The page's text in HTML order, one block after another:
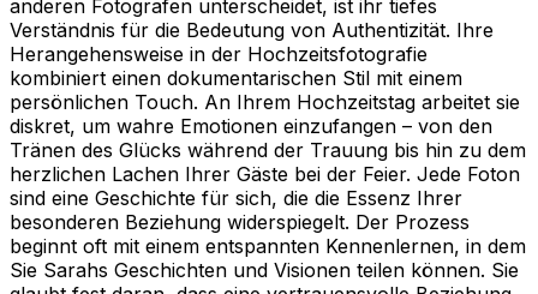
anderen Fotografen unterscheidet, ist ihr tiefes
Verständnis für die Bedeutung von Authentizität. Ihre
Herangehensweise in der Hochzeitsfotografie
kombiniert einen dokumentarischen Stil mit einem
persönlichen Touch. An Ihrem Hochzeitstag arbeitet sie
diskret, um wahre Emotionen einzufangen – von den
Tränen des Glücks während der Trauung bis hin zu dem
herzlichen Lachen Ihrer Gäste bei der Feier. Jede Foton
sind eine Geschichte für sich, die die Essenz Ihrer
besonderen Beziehung widerspiegelt. Der Prozess
beginnt oft mit einem entspannten Kennenlernen, in dem
Sie Sarahs Geschichten und Visionen teilen können. Sie